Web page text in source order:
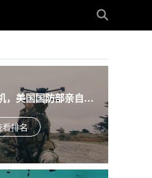
，美国国防部亲自下
项目的五款无人机
看排名